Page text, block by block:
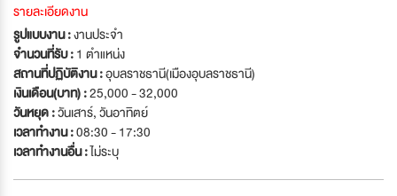
รายละเอียดงาน
รูปแบบงาน :งานประจำ
จำนวนที่รับ :1 ตำแหน่ง
สถานที่ปฏิบัติงาน :อุบลราชธานี(เมืองอุบลราชธานี)
เงินเดือน(บาท) :25,000 - 32,000
วันหยุด :วันเสาร์,วันอาทิตย์
เวลาทำงาน :08:30 - 17:30
เวลาทำงานอื่น :ไม่ระบุ